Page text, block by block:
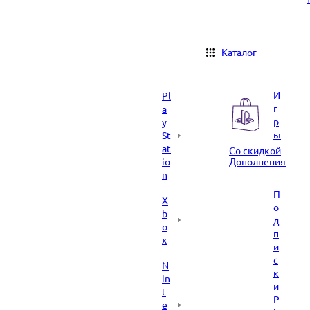
Каталог
Pl
a
y
St
at
io
n
X
b
o
x
N
in
t
e
И
г
р
ы
Со скидкой
Дополнения
П
о
д
п
и
с
к
и
P